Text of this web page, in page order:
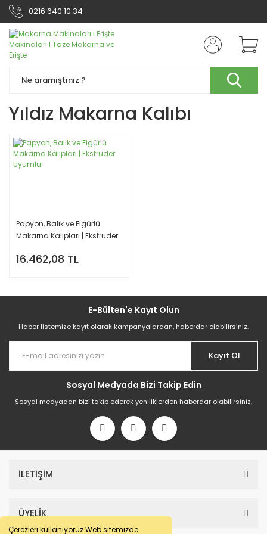
Çerezleri kullanıyoruz Web sitemizde
0216 640 10 34
Yıldız Makarna Kalıbı
Papyon, Balık ve Figürlü
Makarna Kalıpları | Ekstruder
16.462,08 TL
E-Bülten'e Kayıt Olun
Haber listemize kayıt olarak kampanyalardan, haberdar olabilirsiniz.
Kayıt Ol
Sosyal Medyada Bizi Takip Edin
Sosyal medyadan bizi takip ederek yeniliklerden haberdar olabilirsiniz.
İLETİŞİM
ÜYELİK